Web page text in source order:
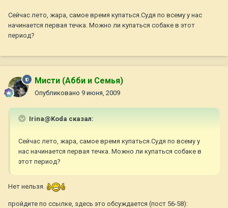
Сейчас лето, жара, самое время купаться.Судя по всему у нас
начинается первая течка. Можно ли купаться собаке в этот
период?
Мисти (Абби и Семья)
Опубликовано 9 июня, 2009
Irina@Koda сказал:
Сейчас лето, жара, самое время купаться.Судя по всему у
нас начинается первая течка. Можно ли купаться собаке в
этот период?
Нет нельзя.
пройдите по ссылке, здесь это обсуждается (пост 56-58):